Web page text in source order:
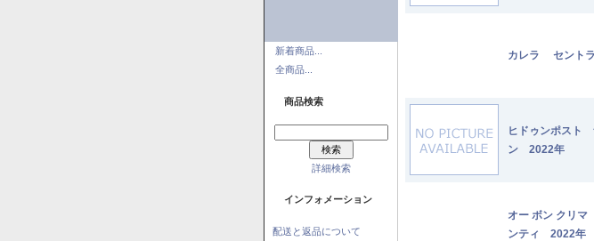
新着商品...
全商品...
商品検索
詳細検索
インフォメーション
配送と返品について
カレラ セント
ヒドゥンポスト
ン 2022年
オー ボン クリ
ンティ 2022年